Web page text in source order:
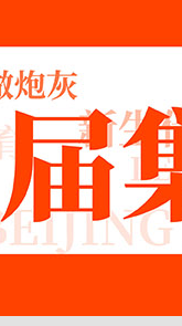
作品欣赏
出版书籍